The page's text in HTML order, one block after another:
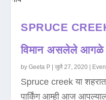
SPRUCE
विमान असलेले आगळे
byGeeta P |जुलै 27, 2020
Spruce creek या शहरात
पार्किंग आम्ही आज